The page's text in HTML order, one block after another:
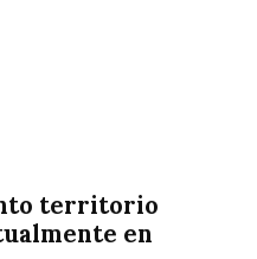
territorio
en